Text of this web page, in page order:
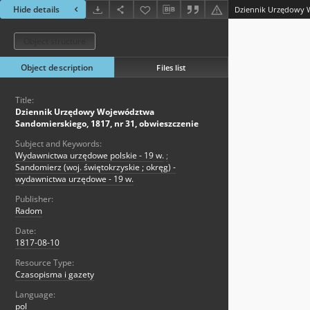
Hide details
Object description Files list
Title:
Dziennik Urzędowy Województwa
Sandomierskiego, 1817, nr 31, obwieszczenie
Subject and Keywords:
Wydawnictwa urzędowe polskie - 19 w. ;
Sandomierz (woj. świętokrzyskie ; okręg) -
wydawnictwa urzędowe - 19 w.
Publisher:
Radom
Date:
1817-08-10
Resource Type:
Czasopisma i gazety
Language:
pol